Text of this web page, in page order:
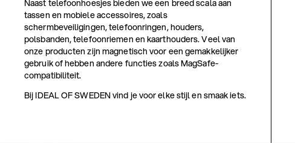
Naast telefoonhoesjes bieden we een breed scala aan
tassen en mobiele accessoires, zoals
schermbeveiligingen, telefoonringen, houders,
polsbanden, telefoonriemen en kaarthouders. Veel van
onze producten zijn magnetisch voor een gemakkelijker
gebruik of hebben andere functies zoals MagSafe-
compatibiliteit.
Bij IDEAL OF SWEDEN vind je voor elke stijl en smaak iets.